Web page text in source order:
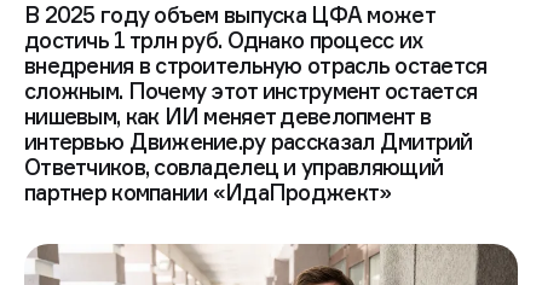
В 2025 году объем выпуска ЦФА может
достичь 1 трлн руб. Однако процесс их
внедрения в строительную отрасль остается
сложным. Почему этот инструмент остается
нишевым, как ИИ меняет девелопмент в
интервью Движение.ру рассказал Дмитрий
Ответчиков, совладелец и управляющий
партнер компании «ИдаПроджект»